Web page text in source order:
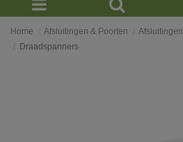
Home Afsluitingen & Poorten Afsluitingen
Draadspanners